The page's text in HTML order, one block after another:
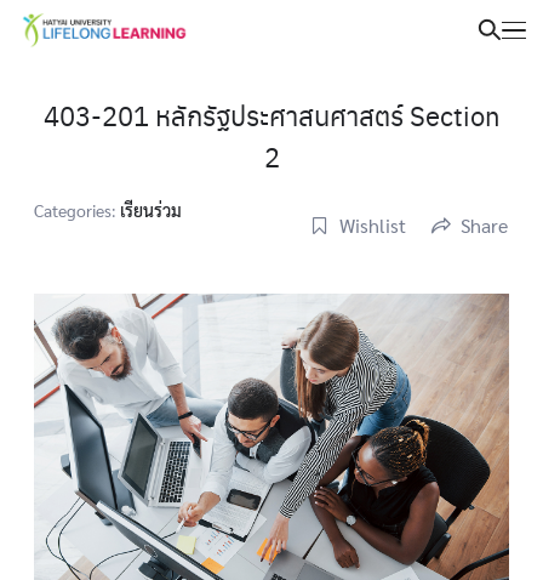
403-201 หลักรัฐประศาสนศาสตร์ Section
2
Categories: เรียนร่วม
Wishlist Share